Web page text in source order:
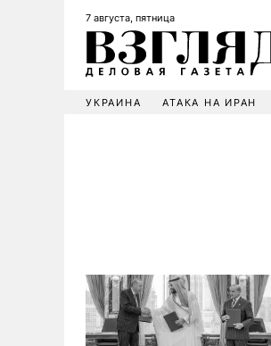
7 августа, пятница
УКРАИНА АТАКА НА ИРАН